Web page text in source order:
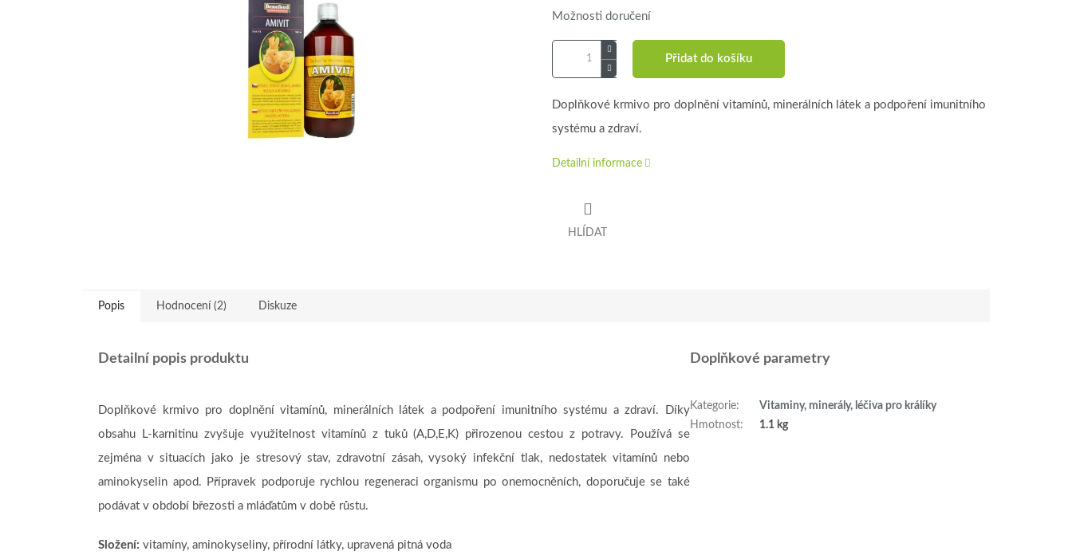
Možnosti doručení
Přidat do košíku
Doplňkové krmivo pro doplnění vitamínů, minerálních látek a podpoření imunitního
systému a zdraví.
Detailní informace
HLÍDAT
Popis Hodnocení (2) Diskuze
Detailní popis produktu
Doplňkové krmivo pro doplnění vitamínů, minerálních látek a podpoření imunitního systému a zdraví. Díky
obsahu L-karnitinu zvyšuje využitelnost vitamínů z tuků (A,D,E,K) přirozenou cestou z potravy. Používá se
zejména v situacích jako je stresový stav, zdravotní zásah, vysoký infekční tlak, nedostatek vitamínů nebo
aminokyselin apod. Přípravek podporuje rychlou regeneraci organismu po onemocněních, doporučuje se také
podávat v období březosti a mláďatům v době růstu.
Složení: vitamíny, aminokyseliny, přírodní látky, upravená pitná voda
Doplňkové parametry
Kategorie:
Vitaminy, minerály, léčiva pro králíky
Hmotnost: 1.1 kg